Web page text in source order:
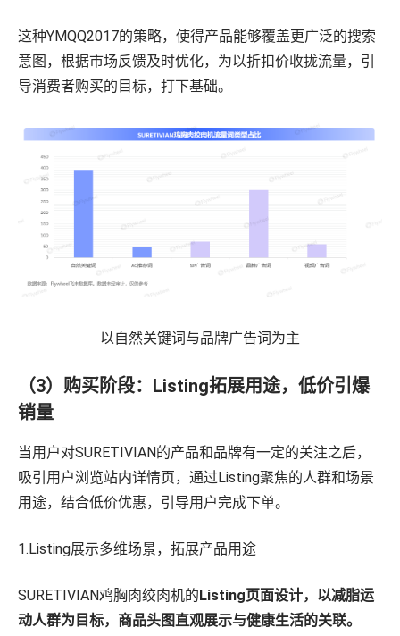
这种YMQQ2017的策略，使得产品能够覆盖更广泛的搜索
意图，根据市场反馈及时优化，为以折扣价收拢流量，引
导消费者购买的目标，打下基础。
以自然关键词与品牌广告词为主
（3）购买阶段：Listing拓展用途，低价引爆
销量
当用户对SURETIVIAN的产品和品牌有一定的关注之后，
吸引用户浏览站内详情页，通过Listing聚焦的人群和场景
用途，结合低价优惠，引导用户完成下单。
1.Listing展示多维场景，拓展产品用途
SURETIVIAN鸡胸肉绞肉机的 Listing页面设计，以减脂运
动人群为目标，商品头图直观展示与健康生活的关联。